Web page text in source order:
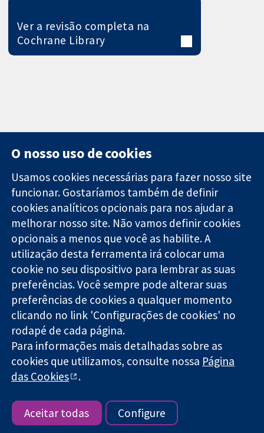
Ver a revisão completa na
Cochrane Library
Evidências
confiáveis.
Decisões
informadas.
Melhor saúde.
11-13 Cavendish
Square
Londres
W1G 0AN
Reino Unido
Contato
Notícias
Assessoria de
imprensa
Sobre nós
Cochrane
Library
A Cochrane Collaboration é uma organização sem fins lucrativos
(caridade nº 1045921) e uma empresa limitada por garantia (nº
03044323) registrada na Inglaterra e no País de Gales.
Copyright © 2026 The Cochrane Collaboration
de cookies|Configuração de cookies
O nosso uso de cookies
Usamos cookies necessárias para fazer nosso site
funcionar. Gostaríamos também de definir
cookies analíticos opcionais para nos ajudar a
melhorar nosso site. Não vamos definir cookies
opcionais a menos que você as habilite. A
utilização desta ferramenta irá colocar uma
cookie no seu dispositivo para lembrar as suas
preferências. Você sempre pode alterar suas
preferências de cookies a qualquer momento
clicando no link 'Configurações de cookies' no
rodapé de cada página.
Para informações mais detalhadas sobre as
cookies que utilizamos, consulte nossa Página
das Cookies
.
Aceitar todas Configure